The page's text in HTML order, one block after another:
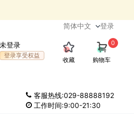
登录
未登录
登录享受权益
收藏 购物车
0
客服热线:029-88888192
工作时间:9:00-21:30